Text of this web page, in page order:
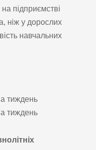
підприємстві
ніж у дорослих
навчальних
тиждень
тиждень